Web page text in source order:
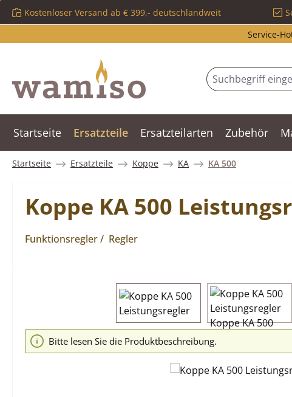
Hauptinhalt springen
Zur Suche springen
Zur Hauptnavigation springen
Kostenloser Versand ab € 399,- deutschlandweit
Service-
Startseite Ersatzteile Ersatzteilarten Zubehör
Startseite Ersatzteile Koppe KA KA 500
Koppe KA 500
Funktionsregler / Regler
Bildergalerie überspringen
Bitte lesen Sie die Produktbeschreibung.